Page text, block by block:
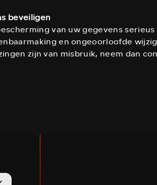
beveiligen
van uw gegevens
en ongeoorloofde
zijn van misbruik, neem dan